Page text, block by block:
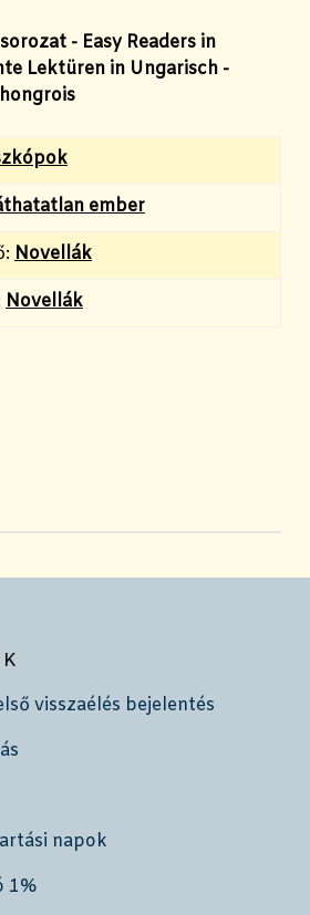
- Easy Readers in
Lektüren in Ungarisch -
ember
Novellák
Novellák
visszaélés bejelentés
napok
1%